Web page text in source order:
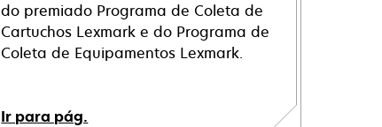
do premiado Programa de Coleta de
Cartuchos Lexmark e do Programa de
Coleta de Equipamentos Lexmark.
Ir para pág.